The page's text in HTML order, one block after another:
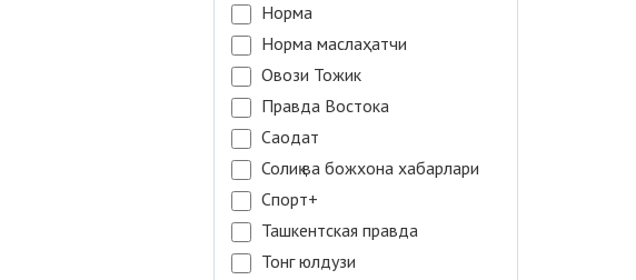
Норма
Норма маслаҳатчи
Овози Тожик
Правда Востока
Саодат
Солиқ ва божхона хабарлари
Спорт+
Ташкентская правда
Тонг юлдузи